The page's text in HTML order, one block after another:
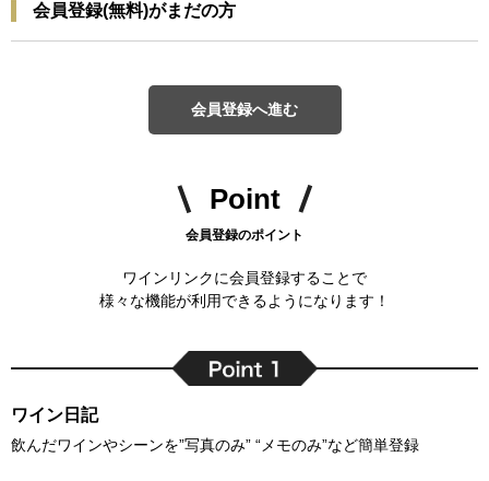
会員登録(無料)がまだの方
会員登録へ進む
Point
会員登録のポイント
ワインリンクに会員登録することで
様々な機能が利用できるようになります！
ワイン日記
飲んだワインやシーンを”写真のみ” “メモのみ”など簡単登録